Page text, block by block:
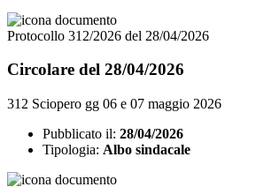
Protocollo 312/2026 del 28/04/2026
Circolare del 28/04/2026
312 Sciopero gg 06 e 07 maggio 2026
Pubblicato il: 28/04/2026
Tipologia: Albo sindacale